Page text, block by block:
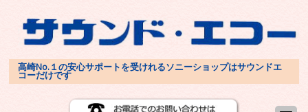
高崎No.１の安心サポートを受けれるソニーショップはサウンドエ
コーだけです